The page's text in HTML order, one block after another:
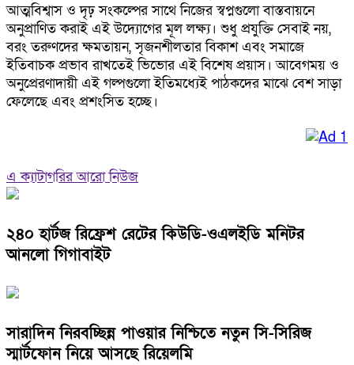
আত্মবিশ্বাস ও দৃঢ় সংকল্পের সাথে নিজের স্বপ্নগুলো বাস্তবায়নে
অনুপ্রাণিত করাই এই উদ্যোগের মূল লক্ষ্য। শুধু প্রযুক্তি সেবাই নয়,
বরং তরুণদের ক্ষমতায়ন, সৃজনশীলতার বিকাশ এবং সমাজে
ইতিবাচক প্রভাব রাখতেই ভিভোর এই বিশেষ প্রয়াস। আবেগময় ও
অনুপ্রেরণাদায়ী এই গল্পগুলো ইতিমধ্যেই পাঠকদের মাঝে বেশ সাড়া
ফেলেছে এবং প্রশংসিত হচ্ছে।
এ ক্যাটাগরির আরো নিউজ
২৪০ হার্টজ রিফ্রেশ রেটের কিউডি-ওএলইডি মনিটর
আনলো গিগাবাইট
সারাদিন নিরবচ্ছিন্ন পাওয়ার নিশ্চিতে নতুন সি-সিরিজ
স্মার্টফোন নিয়ে আসছে রিয়েলমি